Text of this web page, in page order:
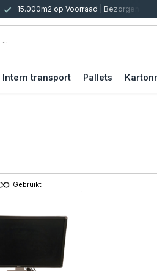
15.000m2 op Voorraad | Bezorgen of
Intern transport Pallets
Gebruikt